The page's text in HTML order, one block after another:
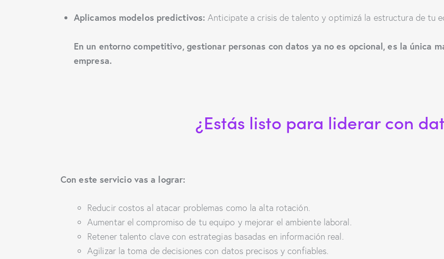
Aplicamos modelos predictivos: Anticipate a crisis de talento y optimizá la estructura de tu
En un entorno competitivo, gestionar personas con datos ya no es opcional, es la única
empresa.
¿Estás listo para liderar con
Con este servicio vas a lograr:
Reducir costos al atacar problemas como la alta rotación.
Aumentar el compromiso de tu equipo y mejorar el ambiente laboral.
Retener talento clave con estrategias basadas en información real.
Agilizar la toma de decisiones con datos precisos y confiables.